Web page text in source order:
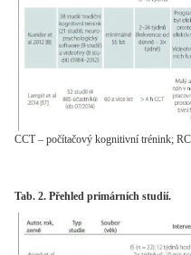
CCT – počítačový kognitivní trénink;
Tab. 2. Přehled primárních studií.